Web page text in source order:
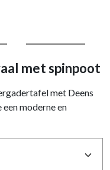
met spinpoot
met Deens
moderne en